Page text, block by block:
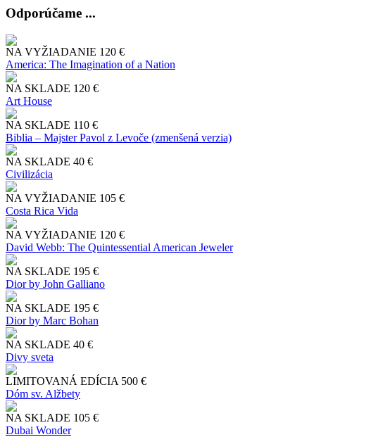
Odporúčame ...
NA VYŽIADANIE 120 €
America: The Imagination of a Nation
NA SKLADE 120 €
Art House
NA SKLADE 110 €
Biblia – Majster Pavol z Levoče (zmenšená verzia)
NA SKLADE 40 €
Civilizácia
NA VYŽIADANIE 105 €
Costa Rica Vida
NA VYŽIADANIE 120 €
David Webb: The Quintessential American Jeweler
NA SKLADE 195 €
Dior by John Galliano
NA SKLADE 195 €
Dior by Marc Bohan
NA SKLADE 40 €
Divy sveta
LIMITOVANÁ EDÍCIA 500 €
Dóm sv. Alžbety
NA SKLADE 105 €
Dubai Wonder